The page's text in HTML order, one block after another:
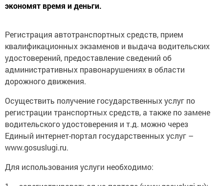
экономят время и деньги.
Регистрация автотранспортных средств, прием
квалификационных экзаменов и выдача водительских
удостоверений, предоставление сведений об
административных правонарушениях в области
дорожного движения.
Осуществить получение государственных услуг по
регистрации транспортных средств, а также по замене
водительского удостоверения и т.д. можно через
Единый интернет-портал государственных услуг –
www.gosuslugi.ru.
Для использования услуги необходимо: